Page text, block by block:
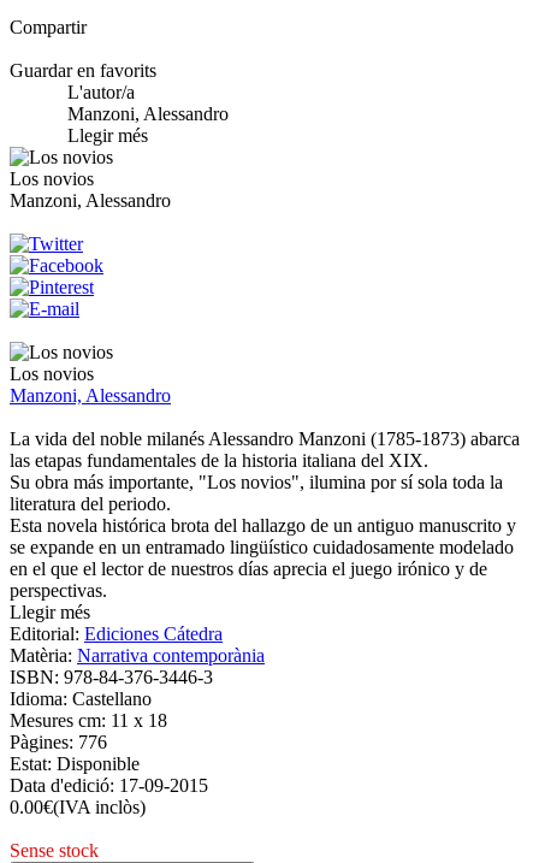
Compartir
Guardar en favorits
L'autor/a
Manzoni, Alessandro
Llegir més
Los novios
Manzoni, Alessandro
Los novios
Manzoni, Alessandro
La vida del noble milanés Alessandro Manzoni (1785-1873) abarca
las etapas fundamentales de la historia italiana del XIX.
Su obra más importante, "Los novios", ilumina por sí sola toda la
literatura del periodo.
Esta novela histórica brota del hallazgo de un antiguo manuscrito y
se expande en un entramado lingüístico cuidadosamente modelado
en el que el lector de nuestros días aprecia el juego irónico y de
perspectivas.
Llegir més
Editorial: Ediciones Cátedra
Matèria: Narrativa contemporània
ISBN: 978-84-376-3446-3
Idioma: Castellano
Mesures cm: 11 x 18
Pàgines: 776
Estat: Disponible
Data d'edició: 17-09-2015
0.00€(IVA inclòs)
Sense stock